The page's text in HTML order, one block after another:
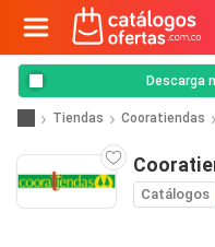
Descarga
Tiendas Cooratiendas
Catálogos